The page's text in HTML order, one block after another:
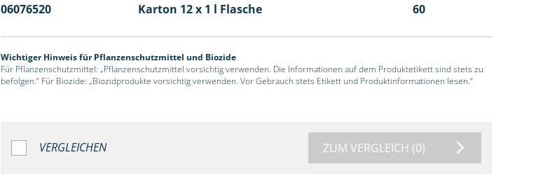
06076520 Karton 12 x 1 l Flasche 60
Wichtiger Hinweis für Pflanzenschutzmittel und Biozide
Für Pflanzenschutzmittel: „Pflanzenschutzmittel vorsichtig verwenden. Die Informationen auf dem Produktetikett sind stets zu
befolgen.“ Für Biozide: „Biozidprodukte vorsichtig verwenden. Vor Gebrauch stets Etikett und Produktinformationen lesen.“
VERGLEICHEN ZUM VERGLEICH (0)